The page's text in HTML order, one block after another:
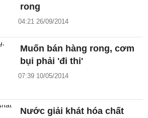
rong
04:21 26/09/2014
Muốn bán hàng rong, cơm
bụi phải 'đi thi'
07:39 10/05/2014
Nước giải khát hóa chất